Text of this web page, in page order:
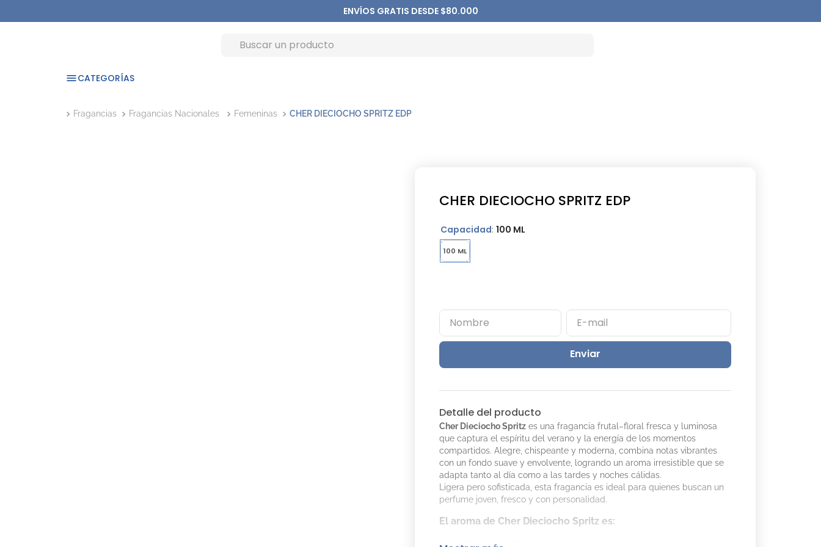
ENVÍOS GRATIS DESDE $80.000
CATEGORÍAS
Fragancias Fragancias Nacionales Femeninas CHER DIECIOCHO SPRITZ EDP
CHER DIECIOCHO SPRITZ EDP
Capacidad: 100 ML
100 ML
Enviar
Detalle del producto
Cher Dieciocho Spritz es una fragancia frutal–floral fresca y luminosa
que captura el espíritu del verano y la energía de los momentos
compartidos. Alegre, chispeante y moderna, combina notas vibrantes
con un fondo suave y envolvente, logrando un aroma irresistible que se
adapta tanto al día como a las tardes y noches cálidas.
Ligera pero sofisticada, esta fragancia es ideal para quienes buscan un
perfume joven, fresco y con personalidad.
El aroma de Cher Dieciocho Spritz es:
Notas de salida: